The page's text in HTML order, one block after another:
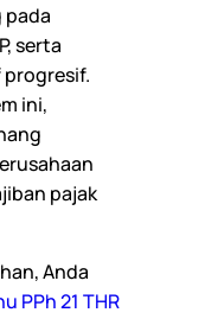
serta
progresif.
ini,
pajak
Anda
PPh 21 THR